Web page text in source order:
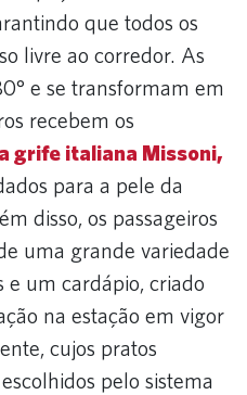
que todos os
livre ao corredor. As
e se transformam em
recebem os
grife italiana Missoni,
para a pele da
disso, os passageiros
uma grande variedade
e um cardápio, criado
na estação em vigor
cujos pratos
pelo sistema